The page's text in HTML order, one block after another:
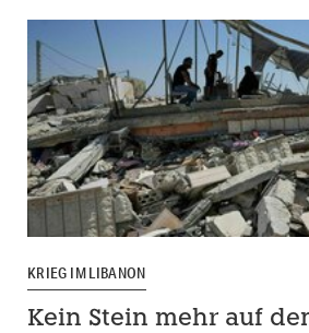
KRIEG IM LIBANON
Kein Stein mehr auf